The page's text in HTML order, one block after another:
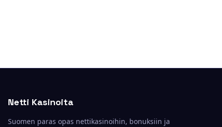
Netti Kasinoita
Suomen paras opas nettikasinoihin, bonuksiin ja